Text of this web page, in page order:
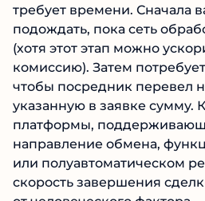
требует времени. Сначала
подождать, пока сеть
(хотя этот этап можно
комиссию). Затем
чтобы посредник перевел
указанную в заявке сумму.
платформы,
направление обмена,
или полуавтоматическом
скорость завершения